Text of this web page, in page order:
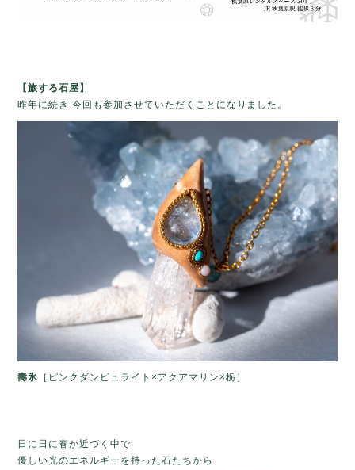
【旅する石屋】
昨年に続き 今回も参加させていただくことになりました。
壽氷 ［ピンクダンビュライト×アクアマリン×栃］
日に日に春が近づく中で
優しい光のエネルギーを持った石たちから